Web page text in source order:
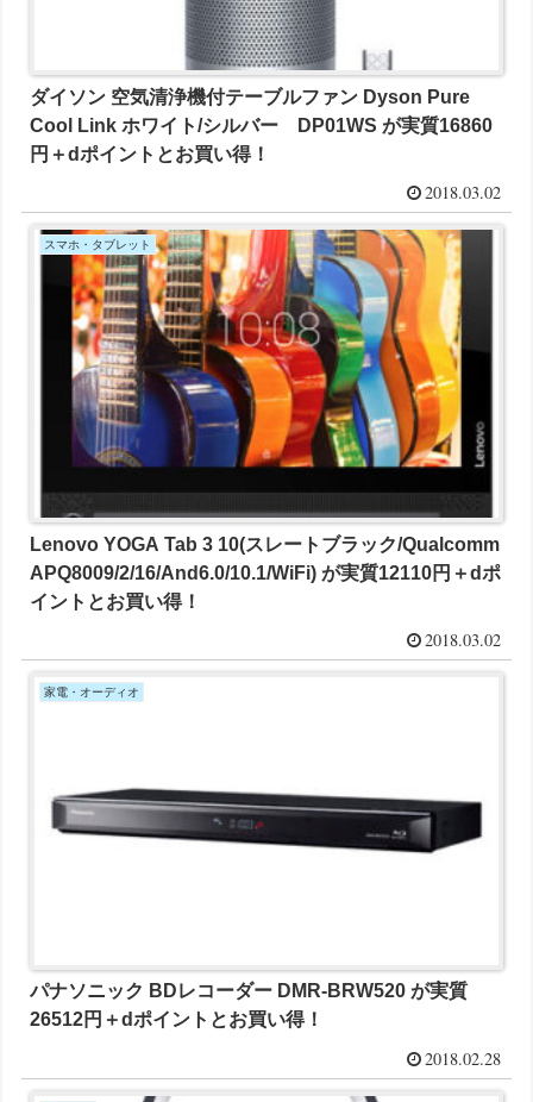
ダイソン 空気清浄機付テーブルファン Dyson Pure
Cool Link ホワイト/シルバー DP01WS が実質16860
円＋dポイントとお買い得！
2018.03.02
スマホ・タブレット
Lenovo YOGA Tab 3 10(スレートブラック/Qualcomm
APQ8009/2/16/And6.0/10.1/WiFi) が実質12110円＋dポ
イントとお買い得！
2018.03.02
家電・オーディオ
パナソニック BDレコーダー DMR-BRW520 が実質
26512円＋dポイントとお買い得！
2018.02.28